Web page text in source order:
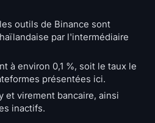
outils de Binance sont
par l'intermédiaire
à environ 0,1 %, soit le taux le
présentées ici.
et virement bancaire, ainsi
inactifs.